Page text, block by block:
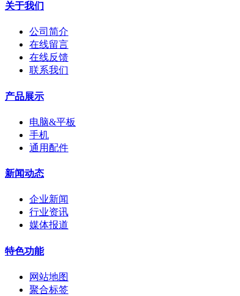
关于我们
公司简介
在线留言
在线反馈
联系我们
产品展示
电脑&平板
手机
通用配件
新闻动态
企业新闻
行业资讯
媒体报道
特色功能
网站地图
聚合标签